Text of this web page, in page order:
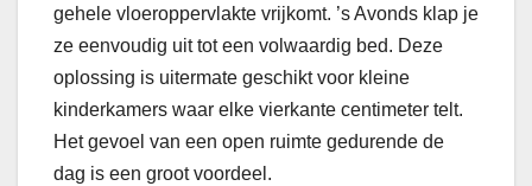
gehele vloeroppervlakte vrijkomt. ’s Avonds klap je
ze eenvoudig uit tot een volwaardig bed. Deze
oplossing is uitermate geschikt voor kleine
kinderkamers waar elke vierkante centimeter telt.
Het gevoel van een open ruimte gedurende de
dag is een groot voordeel.